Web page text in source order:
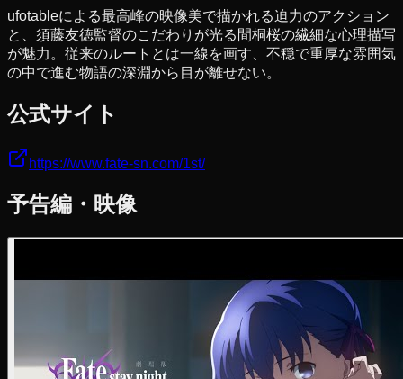
ufotableによる最高峰の映像美で描かれる迫力のアクション
と、須藤友徳監督のこだわりが光る間桐桜の繊細な心理描写
が魅力。従来のルートとは一線を画す、不穏で重厚な雰囲気
の中で進む物語の深淵から目が離せない。
公式サイト
https://www.fate-sn.com/1st/
予告編・映像